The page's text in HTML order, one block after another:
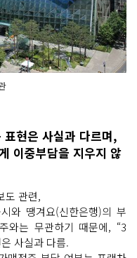
현은 사실과 다르며,
이중부담을 지우지 않
도 관련,
와 땡겨요(신한은행)의 부
와는 무관하기 때문에, “3
사실과 다름.